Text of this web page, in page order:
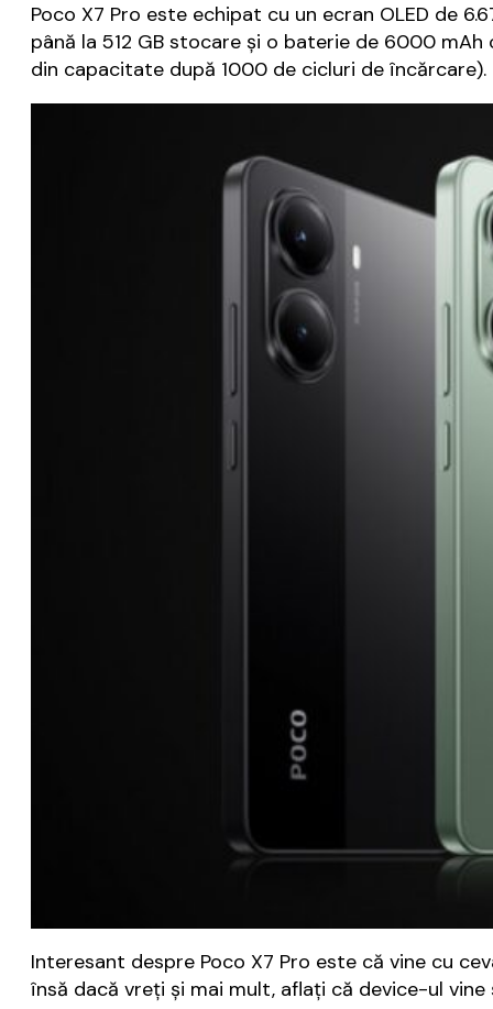
Poco X7 Pro este echipat cu un ecran OLED de
până la 512 GB stocare şi o baterie de 6000
din capacitate după 1000 de cicluri de încărcare).
Interesant despre Poco X7 Pro este că vine cu
însă dacă vreţi şi mai mult, aflaţi că device-ul